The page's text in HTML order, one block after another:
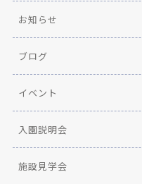
お知らせ
ブログ
イベント
入園説明会
施設見学会